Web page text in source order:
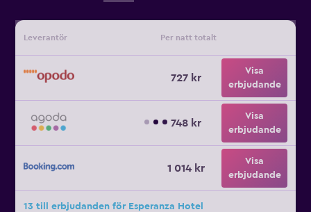
Leverantör Per natt totalt
727 kr
Visa
erbjudande
748 kr
Visa
erbjudande
1 014 kr
Visa
erbjudande
13 till erbjudanden för Esperanza Hotel